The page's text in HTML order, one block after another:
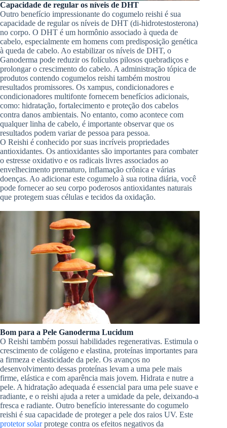
Capacidade de regular os níveis de DHT
Outro benefício impressionante do cogumelo reishi é sua
capacidade de regular os níveis de DHT (di-hidrotestosterona)
no corpo. O DHT é um hormônio associado à queda de
cabelo, especialmente em homens com predisposição genética
à queda de cabelo. Ao estabilizar os níveis de DHT, o
Ganoderma pode reduzir os folículos pilosos quebradiços e
prolongar o crescimento do cabelo. A administração tópica de
produtos contendo cogumelos reishi também mostrou
resultados promissores. Os xampus, condicionadores e
condicionadores multifonte fornecem benefícios adicionais,
como: hidratação, fortalecimento e proteção dos cabelos
contra danos ambientais. No entanto, como acontece com
qualquer linha de cabelo, é importante observar que os
resultados podem variar de pessoa para pessoa.
O Reishi é conhecido por suas incríveis propriedades
antioxidantes. Os antioxidantes são importantes para combater
o estresse oxidativo e os radicais livres associados ao
envelhecimento prematuro, inflamação crônica e várias
doenças. Ao adicionar este cogumelo à sua rotina diária, você
pode fornecer ao seu corpo poderosos antioxidantes naturais
que protegem suas células e tecidos da oxidação.
Bom para a Pele Ganoderma Lucidum
O Reishi também possui habilidades regenerativas. Estimula o
crescimento de colágeno e elastina, proteínas importantes para
a firmeza e elasticidade da pele. Os avanços no
desenvolvimento dessas proteínas levam a uma pele mais
firme, elástica e com aparência mais jovem. Hidrata e nutre a
pele. A hidratação adequada é essencial para uma pele suave e
radiante, e o reishi ajuda a reter a umidade da pele, deixando-a
fresca e radiante. Outro benefício interessante do cogumelo
reishi é sua capacidade de proteger a pele dos raios UV. Este
protetor solarprotege contra os efeitos negativos da